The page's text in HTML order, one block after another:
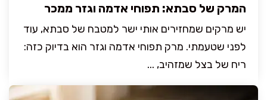
המרק של סבתא: תפוחי אדמה וגזר ממכר
יש מרקים שמחזירים אותי ישר למטבח של סבתא, עוד
לפני שטעמתי. מרק תפוחי אדמה וגזר הוא בדיוק כזה:
ריח של בצל שמזהיב, ...